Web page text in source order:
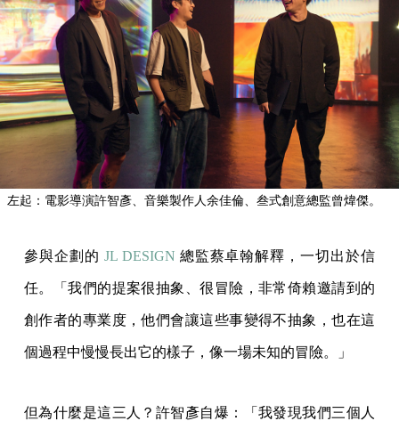
左起：電影導演許智彥、音樂製作人余佳倫、叁式創意總監曾煒傑。
參與企劃的 JL DESIGN 總監蔡卓翰解釋，一切出於信
任。「我們的提案很抽象、很冒險，非常倚賴邀請到的
創作者的專業度，他們會讓這些事變得不抽象，也在這
個過程中慢慢長出它的樣子，像一場未知的冒險。」
但為什麼是這三人？許智彥自爆：「我發現我們三個人